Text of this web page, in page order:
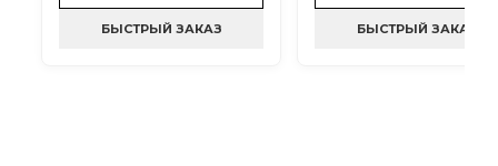
комбинированной кожи.
БЫСТРЫЙ ЗАКАЗ БЫСТРЫЙ ЗАКАЗ